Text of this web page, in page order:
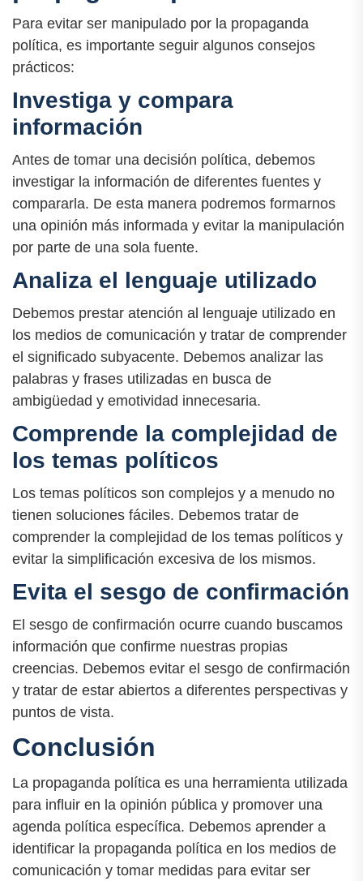
Para evitar ser manipulado por la propaganda
política, es importante seguir algunos consejos
prácticos:
Investiga y compara
información
Antes de tomar una decisión política, debemos
investigar la información de diferentes fuentes y
compararla. De esta manera podremos formarnos
una opinión más informada y evitar la manipulación
por parte de una sola fuente.
Analiza el lenguaje utilizado
Debemos prestar atención al lenguaje utilizado en
los medios de comunicación y tratar de comprender
el significado subyacente. Debemos analizar las
palabras y frases utilizadas en busca de
ambigüedad y emotividad innecesaria.
Comprende la complejidad de
los temas políticos
Los temas políticos son complejos y a menudo no
tienen soluciones fáciles. Debemos tratar de
comprender la complejidad de los temas políticos y
evitar la simplificación excesiva de los mismos.
Evita el sesgo de confirmación
El sesgo de confirmación ocurre cuando buscamos
información que confirme nuestras propias
creencias. Debemos evitar el sesgo de confirmación
y tratar de estar abiertos a diferentes perspectivas y
puntos de vista.
Conclusión
La propaganda política es una herramienta utilizada
para influir en la opinión pública y promover una
agenda política específica. Debemos aprender a
identificar la propaganda política en los medios de
comunicación y tomar medidas para evitar ser